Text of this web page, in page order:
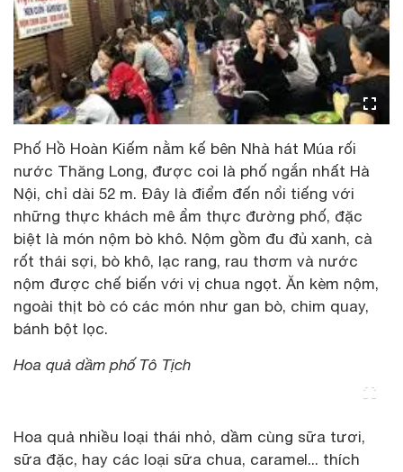
Phố Hồ Hoàn Kiếm nằm kế bên Nhà hát Múa rối
nước Thăng Long, được coi là phố ngắn nhất Hà
Nội, chỉ dài 52 m. Đây là điểm đến nổi tiếng với
những thực khách mê ẩm thực đường phố, đặc
biệt là món nộm bò khô. Nộm gồm đu đủ xanh, cà
rốt thái sợi, bò khô, lạc rang, rau thơm và nước
nộm được chế biến với vị chua ngọt. Ăn kèm nộm,
ngoài thịt bò có các món như gan bò, chim quay,
bánh bột lọc.
Hoa quả dầm phố Tô Tịch
Hoa quả nhiều loại thái nhỏ, dầm cùng sữa tươi,
sữa đặc, hay các loại sữa chua, caramel... thích